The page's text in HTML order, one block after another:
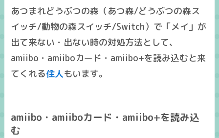
あつまれどうぶつの森（あつ森/どうぶつの森ス
イッチ/動物の森スイッチ/Switch）で「メイ」が
出て来ない・出ない時の対処方法として、
amiibo・amiiboカード・amiibo+を読み込むと来
てくれる住人もいます。
amiibo・amiiboカード・amiibo+を読み込
む